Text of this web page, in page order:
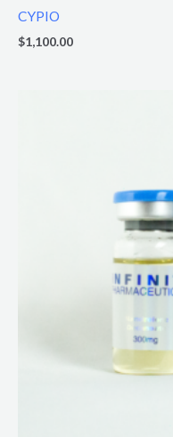
CYPIO
$1,100.00